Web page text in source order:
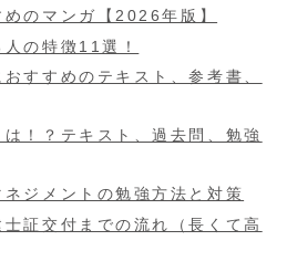
のマンガ【2026年版】
の特徴11選！
すすめのテキスト、参考書、
！？テキスト、過去問、勉強
ジメントの勉強方法と対策
証交付までの流れ（長くて高